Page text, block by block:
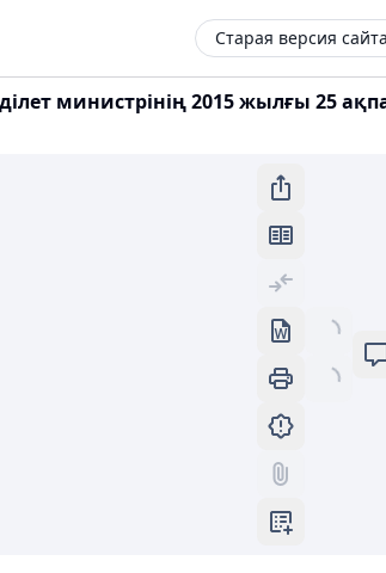
Старая версия сайта
министрінің 2015 жылғы 25